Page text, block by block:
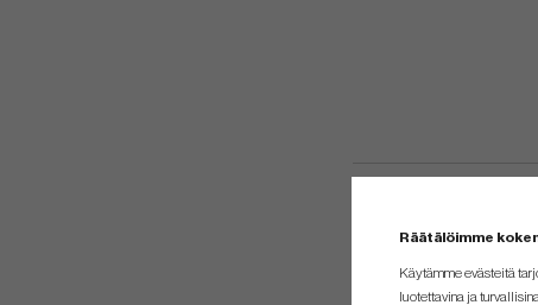
Räätälöimme
Käytämme evästeitä
luotettavina ja